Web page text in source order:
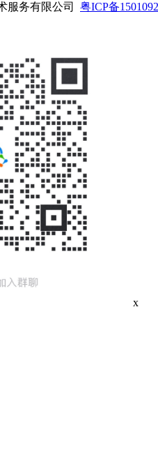
服务有限公司 粤ICP备
x